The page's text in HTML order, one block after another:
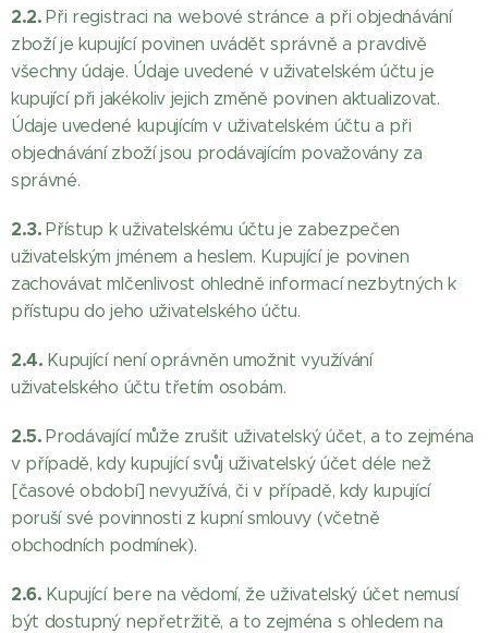
2.2.Při registraci na webové stránce a při objednávání
zboží je kupující povinen uvádět správně a pravdivě
všechny údaje. Údaje uvedené v uživatelském účtu je
kupující při jakékoliv jejich změně povinen aktualizovat.
Údaje uvedené kupujícím v uživatelském účtu a při
objednávání zboží jsou prodávajícím považovány za
správné.
2.3.Přístup k uživatelskému účtu je zabezpečen
uživatelským jménem a heslem. Kupující je povinen
zachovávat mlčenlivost ohledně informací nezbytných k
přístupu do jeho uživatelského účtu.
2.4. Kupující není oprávněn umožnit využívání
uživatelského účtu třetím osobám.
2.5.Prodávající může zrušit uživatelský účet, a to zejména
v případě, kdy kupující svůj uživatelský účet déle než
[časové období] nevyužívá, či v případě, kdy kupující
poruší své povinnosti z kupní smlouvy (včetně
obchodních podmínek).
2.6. Kupující bere na vědomí, že uživatelský účet nemusí
být dostupný nepřetržitě, a to zejména s ohledem na